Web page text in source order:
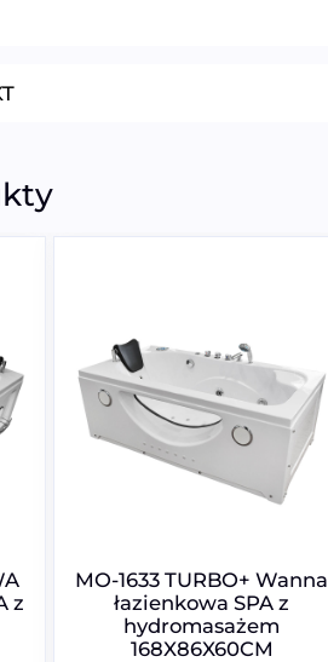
z
MO-1633 TURBO+ Wanna
łazienkowa SPA z
hydromasażem
168X86X60CM